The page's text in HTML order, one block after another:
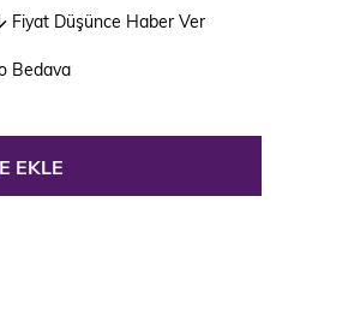
Fiyat Düşünce Haber Ver
Bedava